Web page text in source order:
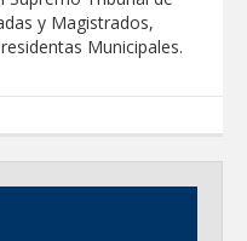
TAMIZAJE AUDITIVO
Peña Ortiz apoyos de
acompañado por la
y Magistrados,
Municipales.